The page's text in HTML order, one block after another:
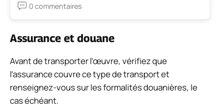
0 commentaires
Assurance et douane
Avant de transporter l’œuvre, vérifiez que
l’assurance couvre ce type de transport et
renseignez-vous sur les formalités douanières, le
cas échéant.